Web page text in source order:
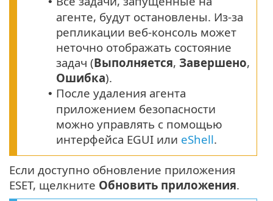
агенте, будут остановлены. Из-за
репликации веб-консоль может
неточно отображать состояние
задач (Выполняется, Завершено,
Ошибка).
• После удаления агента
приложением безопасности
можно управлять с помощью
интерфейса EGUI или eShell.
Если доступно обновление приложения
ESET, щелкните Обновить приложения.